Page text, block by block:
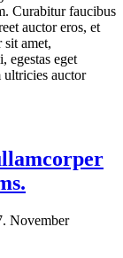
Curabitur faucibus
auctor eros, et
sit amet,
egestas eget
ultricies auctor
November